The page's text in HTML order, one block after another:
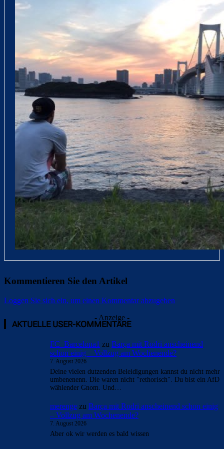
Kommentieren Sie den Artikel
Loggen Sie sich ein, um einen Kommentar abzugeben